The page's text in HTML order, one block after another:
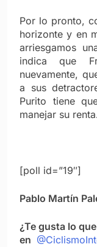
Por lo pronto,
horizonte y en
arriesgamos
indica que
nuevamente,
a sus
Purito tiene
manejar su
[poll id=”19″]
Pablo Martín
¿Te gusta lo
en